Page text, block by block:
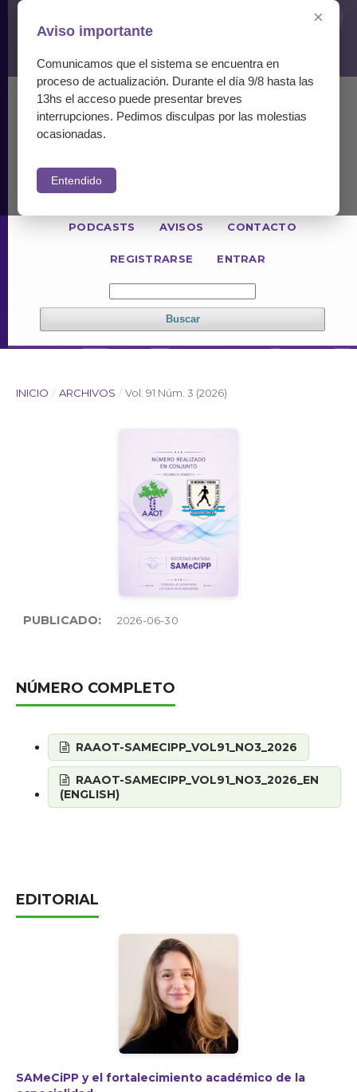
×
Aviso importante
Comunicamos que el sistema se encuentra en
proceso de actualización. Durante el día 9/8 hasta las
13hs el acceso puede presentar breves
interrupciones. Pedimos disculpas por las molestias
ocasionadas.
Entendido
ACTUAL NÚMEROS ANTERIORES
PARA LECTORES
INFORMACIÓN GENERAL
PODCASTS AVISOS CONTACTO
REGISTRARSE ENTRAR
Buscar
INICIO / ARCHIVOS / Vol. 91 Núm. 3 (2026)
PUBLICADO: 2026-06-30
NÚMERO COMPLETO
RAAOT-SAMECIPP_VOL91_NO3_2026
RAAOT-SAMECIPP_VOL91_NO3_2026_EN
(ENGLISH)
EDITORIAL
SAMeCiPP y el fortalecimiento académico de la